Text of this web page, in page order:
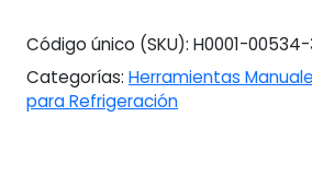
Código único (SKU): H0001-
Categorías: Herramientas
para Refrigeración